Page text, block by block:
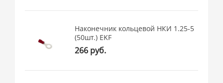
Наконечник кольцевой НКИ 1.25-5
(50шт.) EKF
266 руб.